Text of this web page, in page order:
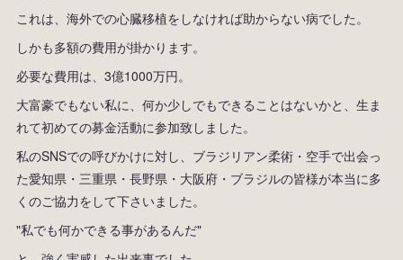
これは、海外での心臓移植をしなければ助からない病でした。
しかも多額の費用が掛かります。
必要な費用は、3億1000万円。
大富豪でもない私に、何か少しでもできることはないかと、生ま
れて初めての募金活動に参加致しました。
私のSNSでの呼びかけに対し、ブラジリアン柔術・空手で出会っ
た愛知県・三重県・長野県・大阪府・ブラジルの皆様が本当に多
くのご協力をして下さいました。
"私でも何かできる事があるんだ"